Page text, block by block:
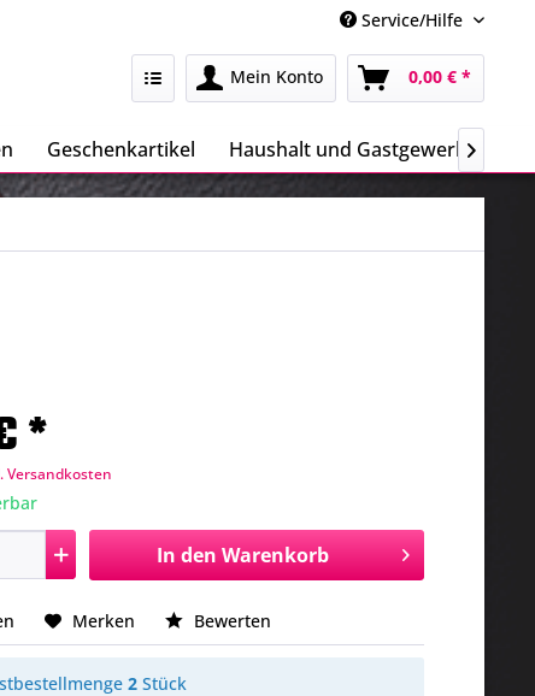
Service/Hilfe
Mein Konto 0,00 € *
Geschenkartikel Haushalt und Gastgewerbe

*
Versandkosten
In den Warenkorb
Merken Bewerten
2 Stück